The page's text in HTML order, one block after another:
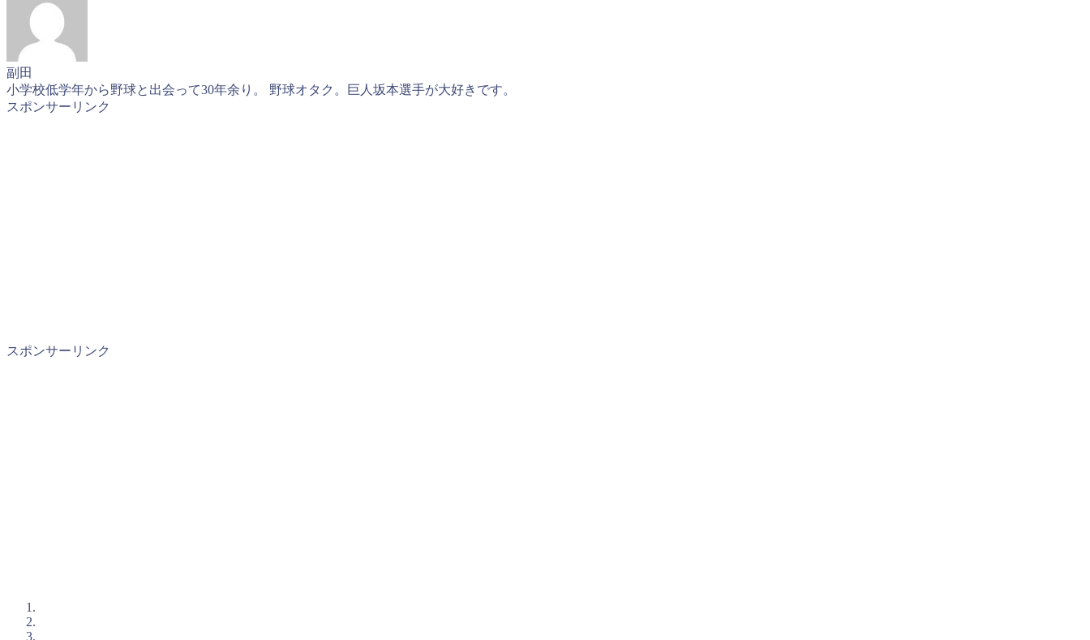
副田
小学校低学年から野球と出会って30年余り。 野球オタク。巨人坂本選手が大好きです。
スポンサーリンク
スポンサーリンク